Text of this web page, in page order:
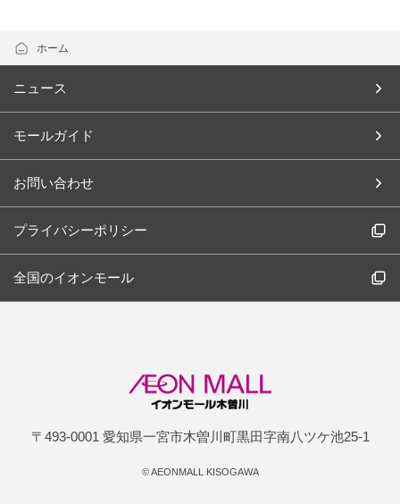
ホーム
ニュース
モールガイド
お問い合わせ
プライバシーポリシー
全国のイオンモール
〒493-0001 愛知県一宮市木曽川町黒田字南八ツケ池25-1
©AEONMALL KISOGAWA